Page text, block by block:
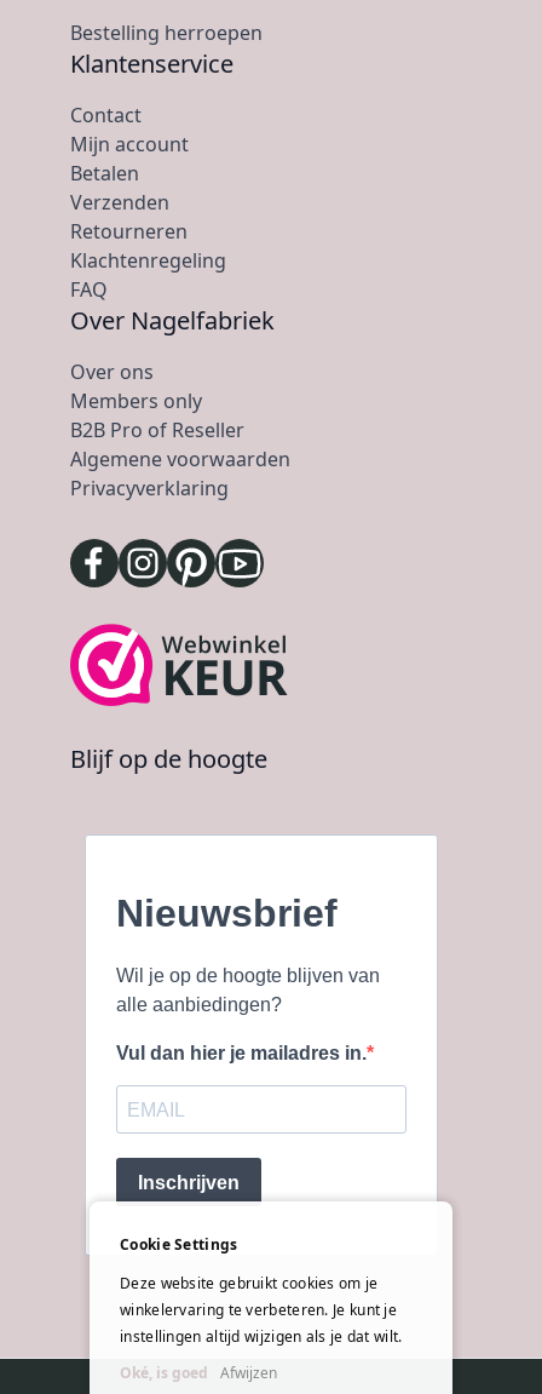
Bestelling herroepen
Klantenservice
Contact
Mijn account
Betalen
Verzenden
Retourneren
Klachtenregeling
FAQ
Over Nagelfabriek
Over ons
Members only
B2B Pro of Reseller
Algemene voorwaarden
Privacyverklaring
Blijf op de hoogte
Nieuwsbrief
Wil je op de hoogte blijven van
alle aanbiedingen?
Vul dan hier je mailadres in.
Inschrijven
Cookie Settings
Deze website gebruikt cookies om je
winkelervaring te verbeteren. Je kunt je
instellingen altijd wijzigen als je dat wilt.
Oké, is goed
Afwijzen